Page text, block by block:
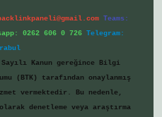
Teams:
0262 606 0 726 Telegram:
Kanun gereğince Bilgi
(BTK) tarafından onaylanmış
vermektedir. Bu nedenle,
denetleme veya araştırma